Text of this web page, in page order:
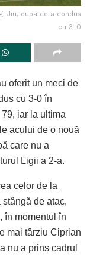
Jiu, dupa ce a condus
cu 3-0
oferit un meci de
cu 3-0 în
iar la ultima
acului de o nouă
care nu a
Ligii a 2-a.
celor de la
de atac,
în momentul în
mai târziu Ciprian
nu a prins cadrul